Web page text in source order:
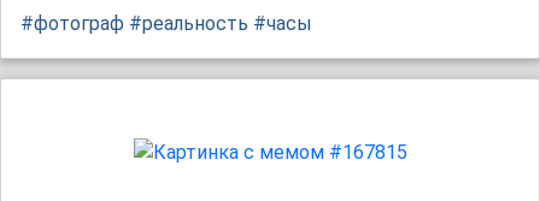
#фотограф #реальность #часы